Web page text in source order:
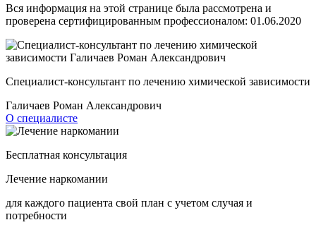
Вся информация на этой странице была рассмотрена и
проверена сертифицированным профессионалом: 01.06.2020
Специалист-консультант по лечению химической зависимости
Галичаев Роман Александрович
О специалисте
Бесплатная консультация
Лечение наркомании
для каждого пациента свой план с учетом случая и
потребности